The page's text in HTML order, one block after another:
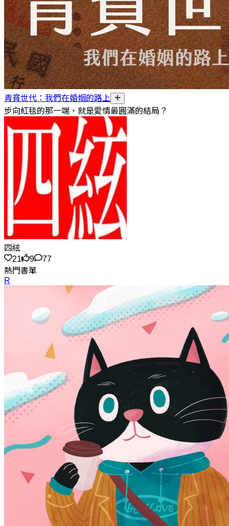
青貧世代：我們在婚姻的路上
步向紅毯的那一端，就是愛情最圓滿的結局？
四絃
21
9
77
熱門書單
R